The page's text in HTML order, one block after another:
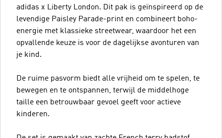
adidas x Liberty London. Dit pak is geïnspireerd op de
levendige Paisley Parade-print en combineert boho-
energie met klassieke streetwear, waardoor het een
opvallende keuze is voor de dagelijkse avonturen van
je kind.
De ruime pasvorm biedt alle vrijheid om te spelen, te
bewegen en te ontspannen, terwijl de middelhoge
taille een betrouwbaar gevoel geeft voor actieve
kinderen.